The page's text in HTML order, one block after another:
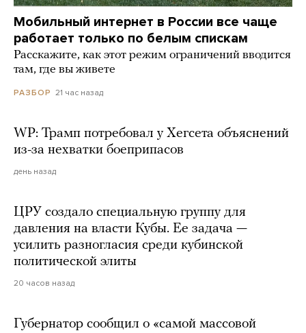
Мобильный интернет в России все чаще
работает только по белым спискам
Расскажите, как этот режим ограничений вводится
там, где вы живете
РАЗБОР 21 час назад
WP: Трамп потребовал у Хегсета объяснений
из-за нехватки боеприпасов
день назад
ЦРУ создало специальную группу для
давления на власти Кубы. Ее задача —
усилить разногласия среди кубинской
политической элиты
20 часов назад
Губернатор сообщил о «самой массовой